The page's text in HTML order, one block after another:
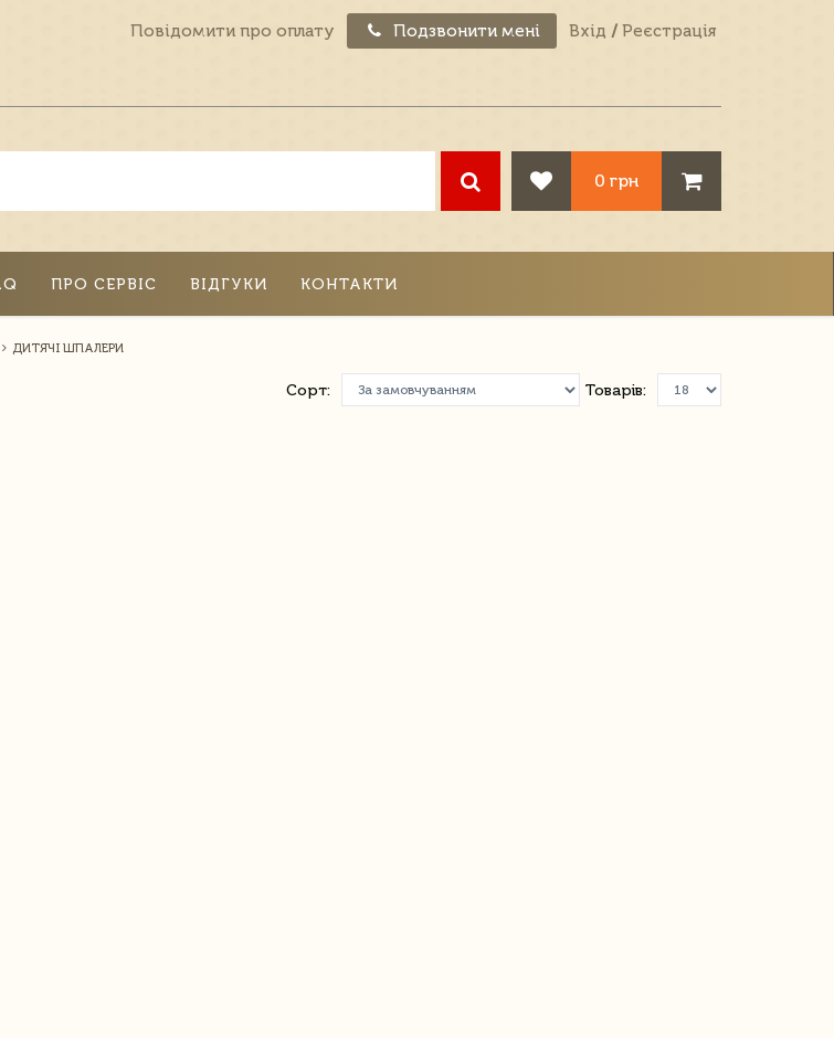
Повідомити про оплату Подзвонити мені Вхід / Реєстрація
0 грн
ПРО СЕРВІС ВІДГУКИ КОНТАКТИ
ДИТЯЧІ ШПАЛЕРИ
Товарів:
Сорт: